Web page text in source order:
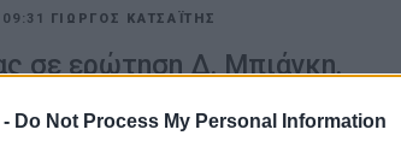
Do Not Process My Personal Information
09:31 ΓΙΩΡΓΟΣ ΚΑΤΣΑΪΤΗΣ
σε ερώτηση Δ. Μπιάγκη.